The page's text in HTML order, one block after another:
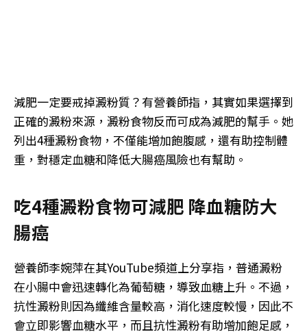
減肥一定要戒掉澱粉質？有營養師指，其實如果選擇到
正確的澱粉來源，澱粉食物反而可成為減肥的幫手。她
列出4種澱粉食物，不僅能增加飽腹感，還有助控制體
重，對穩定血糖和降低大腸癌風險也有幫助。
吃4種澱粉食物可減肥 降血糖防大
腸癌
營養師李婉萍在其YouTube頻道上分享指，普通澱粉
在小腸中會迅速轉化為葡萄糖，導致血糖上升。不過，
抗性澱粉則因為纖維含量較高，消化速度較慢，因此不
會立即影響血糖水平，而且抗性澱粉有助增加飽足感，